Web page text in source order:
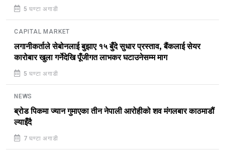
5 घण्टा अगाडी
CAPITAL MARKET
लगानीकर्ताले सेबोनलाई बुझाए १५ बुँदे सुधार प्रस्ताव, बैंकलाई सेयर
कारोबार खुला गर्नेदेखि पूँजीगत लाभकर घटाउनेसम्म माग
5 घण्टा अगाडी
NEWS
ब्रोड पिकमा ज्यान गुमाएका तीन नेपाली आरोहीको शव मंगलबार काठमाडौं
ल्याइँदै
7 घण्टा अगाडी